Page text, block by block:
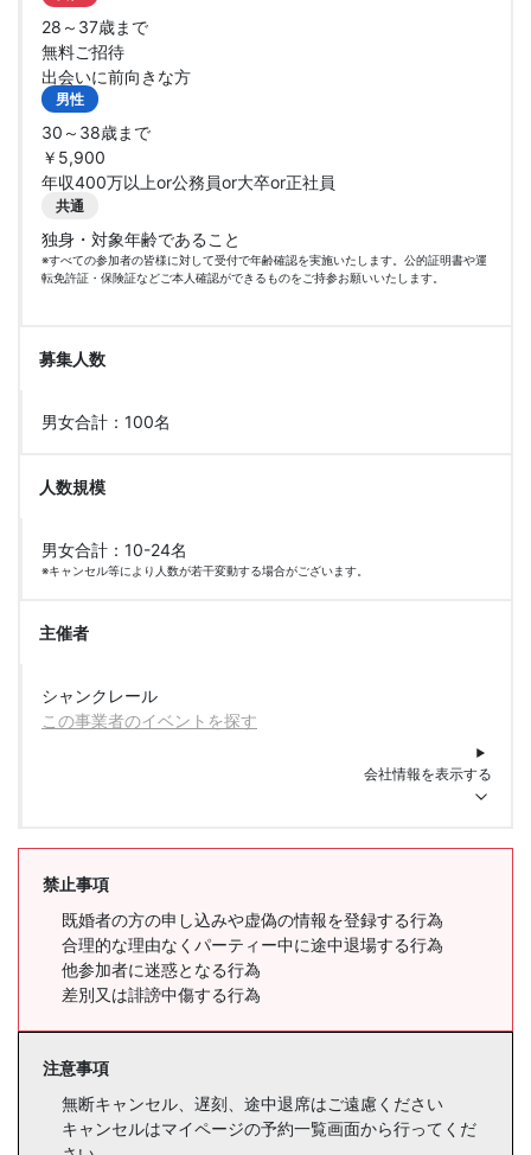
28～37歳まで
無料ご招待
出会いに前向きな方
男性
30～38歳まで
￥5,900
年収400万以上or公務員or大卒or正社員
共通
独身・対象年齢であること
※すべての参加者の皆様に対して受付で年齢確認を実施いたします。公的証明書や運
転免許証・保険証などご本人確認ができるものをご持参お願いいたします。
募集人数
男女合計：100名
人数規模
男女合計：10-24名
※キャンセル等により人数が若干変動する場合がございます。
主催者
シャンクレール
この事業者のイベントを探す
会社情報を表示する
禁止事項
既婚者の方の申し込みや虚偽の情報を登録する行為
合理的な理由なくパーティー中に途中退場する行為
他参加者に迷惑となる行為
差別又は誹謗中傷する行為
注意事項
無断キャンセル、遅刻、途中退席はご遠慮ください
キャンセルはマイページの予約一覧画面から行ってくだ